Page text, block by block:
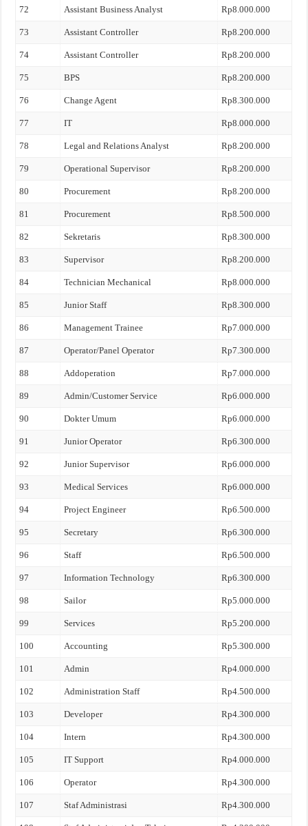
72 Assistant Business Analyst Rp8.000.000
73 Assistant Controller Rp8.200.000
74 Assistant Controller Rp8.200.000
75 BPS Rp8.200.000
76 Change Agent Rp8.300.000
77 IT Rp8.000.000
78 Legal and Relations Analyst Rp8.200.000
79 Operational Supervisor Rp8.200.000
80 Procurement Rp8.200.000
81 Procurement Rp8.500.000
82 Sekretaris Rp8.300.000
83 Supervisor Rp8.200.000
84 Technician Mechanical Rp8.000.000
85 Junior Staff Rp8.300.000
86 Management Trainee Rp7.000.000
87 Operator/Panel Operator Rp7.300.000
88 Addoperation Rp7.000.000
89 Admin/Customer Service Rp6.000.000
90 Dokter Umum Rp6.000.000
91 Junior Operator Rp6.300.000
92 Junior Supervisor Rp6.000.000
93 Medical Services Rp6.000.000
94 Project Engineer Rp6.500.000
95 Secretary Rp6.300.000
96 Staff Rp6.500.000
97 Information Technology Rp6.300.000
98 Sailor Rp5.000.000
99 Services Rp5.200.000
100 Accounting Rp5.300.000
101 Admin Rp4.000.000
102 Administration Staff Rp4.500.000
103 Developer Rp4.300.000
104 Intern Rp4.300.000
105 IT Support Rp4.000.000
106 Operator Rp4.300.000
107 Staf Administrasi Rp4.300.000